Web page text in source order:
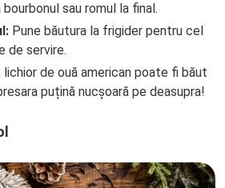
sau romul la final.
Pune băutura la frigider pentru cel
de servire.
de ouă american poate fi băut
puțină nucșoară pe deasupra!